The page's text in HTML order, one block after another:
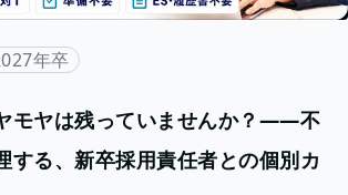
年卒
モヤは残っていませんか？——不
する、新卒採用責任者との個別カ